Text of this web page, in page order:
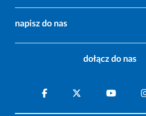
napisz do nas
dołącz do nas